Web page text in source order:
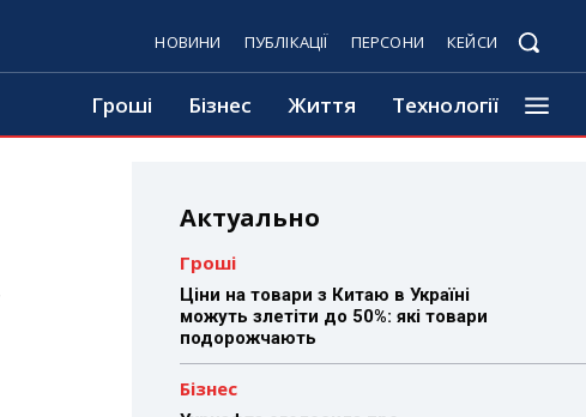
НОВИНИ ПУБЛІКАЦІЇ ПЕРСОНИ КЕЙСИ
Гроші Бізнес Життя Технології
Актуально
Гроші
Ціни на товари з Китаю в Україні
можуть злетіти до 50%: які товари
подорожчають
Бізнес